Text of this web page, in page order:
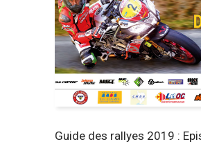
Guide des rallyes 2019 :